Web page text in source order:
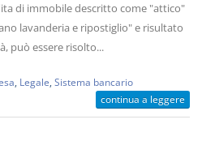
di immobile descritto come "attico"
lavanderia e ripostiglio" e risultato
può essere risolto...
Legale Sistema bancario
continua a leggere